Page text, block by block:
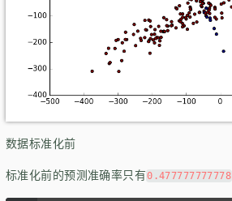
数据标准化前
标准化前的预测准确率只有0.477777777778